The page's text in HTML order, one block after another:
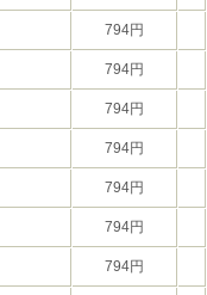
794円
794円
794円
794円
794円
794円
794円